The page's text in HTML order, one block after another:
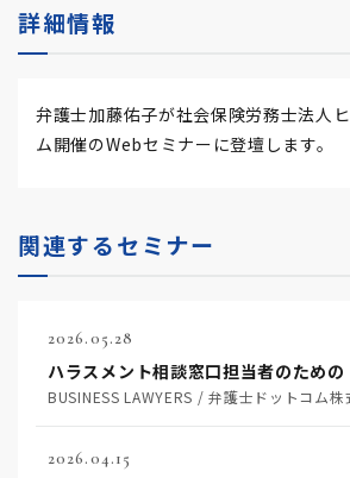
詳細情報
弁護士加藤佑子が社会保険労務士法人
ム開催のWebセミナーに登壇します。
関連するセミナー
2026.05.28
BUSINESS LAWYERS / 弁護士ドットコム株
2026.04.15